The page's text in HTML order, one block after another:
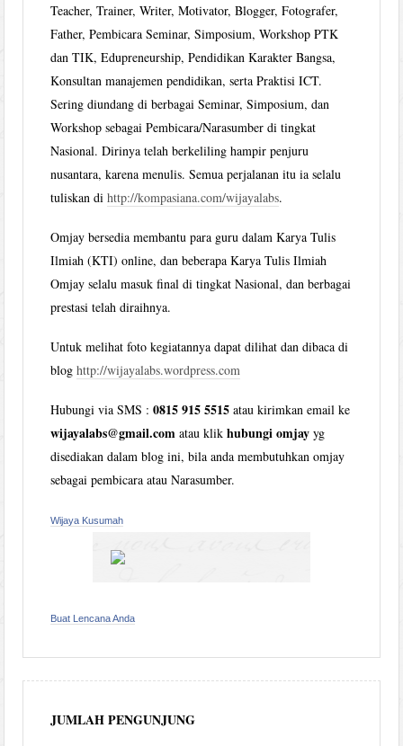
Teacher, Trainer, Writer, Motivator, Blogger, Fotografer,
Father, Pembicara Seminar, Simposium, Workshop PTK
dan TIK, Edupreneurship, Pendidikan Karakter Bangsa,
Konsultan manajemen pendidikan, serta Praktisi ICT.
Sering diundang di berbagai Seminar, Simposium, dan
Workshop sebagai Pembicara/Narasumber di tingkat
Nasional. Dirinya telah berkeliling hampir penjuru
nusantara, karena menulis. Semua perjalanan itu ia selalu
tuliskan dihttp://kompasiana.com/wijayalabs.
Omjay bersedia membantu para guru dalam Karya Tulis
Ilmiah (KTI) online, dan beberapa Karya Tulis Ilmiah
Omjay selalu masuk final di tingkat Nasional, dan berbagai
prestasi telah diraihnya.
Untuk melihat foto kegiatannya dapat dilihat dan dibaca di
bloghttp://wijayalabs.wordpress.com
Hubungi via SMS :0815 915 5515 atau kirimkan email ke
wijayalabs@gmail.com atau klikhubungi omjay yg
disediakan dalam blog ini, bila anda membutuhkan omjay
sebagai pembicara atau Narasumber.
Wijaya Kusumah
Buat Lencana Anda
JUMLAH PENGUNJUNG